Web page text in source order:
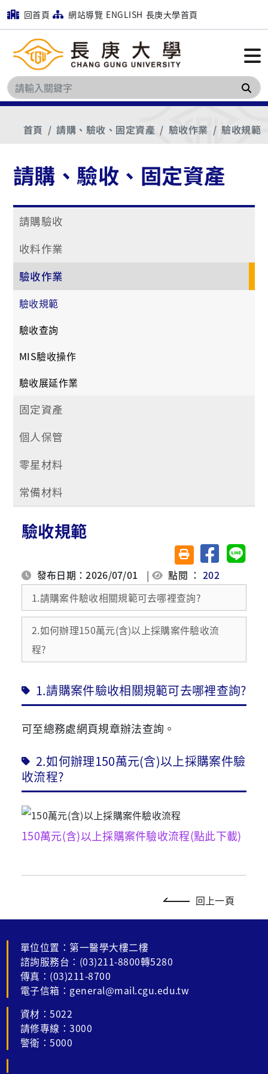
回首頁 網站導覽 ENGLISH 長庚大學首頁
搜
首頁 請購、驗收、固定資產 驗收作業 驗收規範
請購、驗收、固定資產
請購驗收
收料作業
驗收作業
驗收規範
驗收查詢
MIS驗收操作
驗收展延作業
固定資產
個人保管
零星材料
常備材料
驗收規範
友善列印(另開視窗)
分享至臉書分享
發布日期：2026/07/01 | 點閱 ：202
1.請購案件驗收相關規範可去哪裡查詢?
2.如何辦理150萬元(含)以上採購案件驗收流
程?
1.請購案件驗收相關規範可去哪裡查詢?
可至總務處網頁規章辦法查詢。
2.如何辦理150萬元(含)以上採購案件驗
收流程?
150萬元(含)以上採購案件驗收流程(點此下載)
回上一頁
單位位置：第一醫學大樓二樓
諮詢服務台：(03)211-8800轉5280
傳真：(03)211-8700
電子信箱：general@mail.cgu.edu.tw
資材：5022
請修專線：3000
警衛：5000